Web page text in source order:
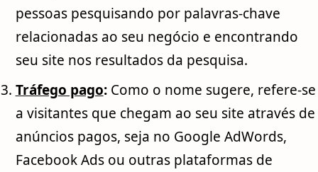
pessoas pesquisando por palavras-chave
relacionadas ao seu negócio e encontrando
seu site nos resultados da pesquisa.
Tráfego pago:Como o nome sugere, refere-se
a visitantes que chegam ao seu site através de
anúncios pagos, seja no Google AdWords,
Facebook Ads ou outras plataformas de